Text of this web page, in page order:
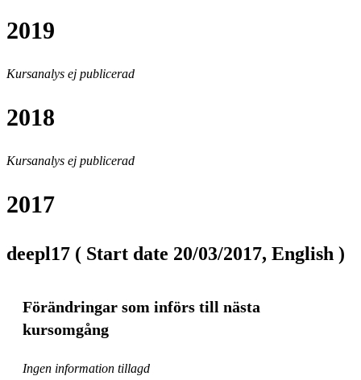
2019
Kursanalys ej publicerad
2018
Kursanalys ej publicerad
2017
deepl17 ( Start date 20/03/2017, English )
Förändringar som införs till nästa
kursomgång
Ingen information tillagd